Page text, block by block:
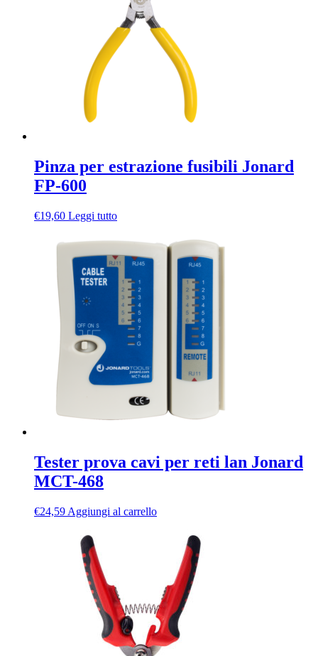
Pinza per estrazione fusibili Jonard
FP-600
€19,60 Leggi tutto
Tester prova cavi per reti lan Jonard
MCT-468
€24,59 Aggiungi al carrello